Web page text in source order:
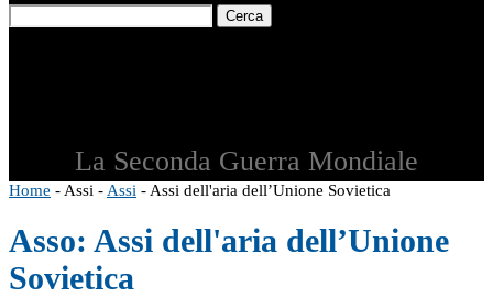
Cerca
La Seconda Guerra Mondiale
Home - Assi - Assi - Assi dell'aria dell’Unione Sovietica
Asso: Assi dell'aria dell’Unione
Sovietica